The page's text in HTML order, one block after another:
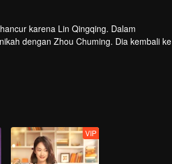
karena Lin Qingqing. Dalam
dengan Zhou Chuming. Dia kembali ke
VIP